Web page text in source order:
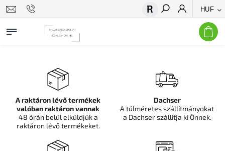
HUF
Keresés
A raktáron lévő termékek
valóban raktáron vannak
48 órán belül elküldjük a
raktáron lévő termékeket.
Dachser
A túlméretes szállítmányokat
a Dachser szállítja ki Önnek.